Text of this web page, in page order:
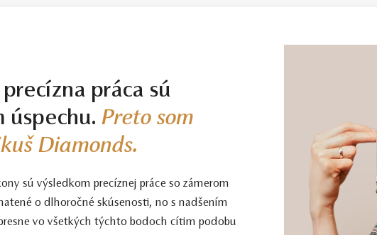
práca sú
úspechu.Preto som
Diamonds.
sú výsledkom precíznej práce so zámerom
o dlhoročné skúsenosti, no s nadšením
vo všetkých týchto bodoch cítim podobu